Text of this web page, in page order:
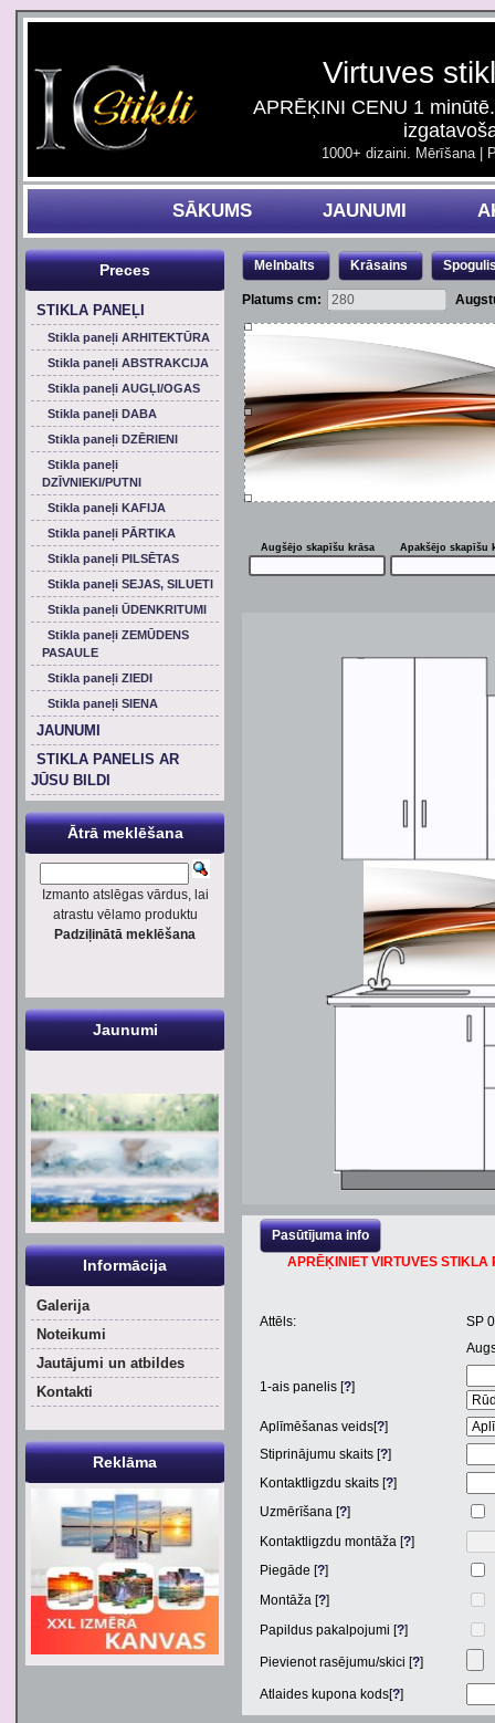
Virtuves
APRĒĶINI CENU 1
1000+ dizaini. Mērīšana |
SĀKUMS JAUNUMI
Melnbalts Krāsains
Platums cm:
Augšējo skapīšu krāsa Apakšējo skapīšu
Pasūtījuma info
APRĒĶINIET VIRTUVES
Attēls:
SP
1-ais panelis [?]
Aplīmēšanas veids[?]
Stiprinājumu skaits [?]
Kontaktligzdu skaits [?]
Uzmērīšana [?]
Kontaktligzdu montāža [?]
Piegāde [?]
Montāža [?]
Papildus pakalpojumi [?]
Pievienot rasējumu/skici [?]
Atlaides kupona kods[?]
Preces
STIKLA PANEĻI
Stikla paneļi ARHITEKTŪRA
Stikla paneļi ABSTRAKCIJA
Stikla paneļi AUGĻI/OGAS
Stikla paneļi DABA
Stikla paneļi DZĒRIENI
Stikla paneļi
DZĪVNIEKI/PUTNI
Stikla paneļi KAFIJA
Stikla paneļi PĀRTIKA
Stikla paneļi PILSĒTAS
Stikla paneļi SEJAS, SILUETI
Stikla paneļi ŪDENKRITUMI
Stikla paneļi ZEMŪDENS
PASAULE
Stikla paneļi ZIEDI
Stikla paneļi SIENA
JAUNUMI
STIKLA PANELIS AR
JŪSU BILDI
Ātrā meklēšana
Izmanto atslēgas vārdus, lai
atrastu vēlamo produktu
Padziļinātā meklēšana
Jaunumi
Informācija
Galerija
Noteikumi
Jautājumi un atbildes
Kontakti
Reklāma